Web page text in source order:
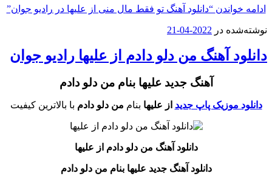
ادامه خواندن“دانلود آهنگ تو فقط مال منی از علیها در رادیو جوان”
در 2022-04-21
آهنگ من دلو دادم از علیها رادیو جوان
آهنگ جدید علیها بنام من دلو دادم
دانلود موزیک پاپ جدیداز علیهابناممن دلو دادمبا بالاترین کیفیت
دانلود آهنگ من دلو دادماز علیها
دانلود آهنگ جدید علیها بنام من دلو دادم